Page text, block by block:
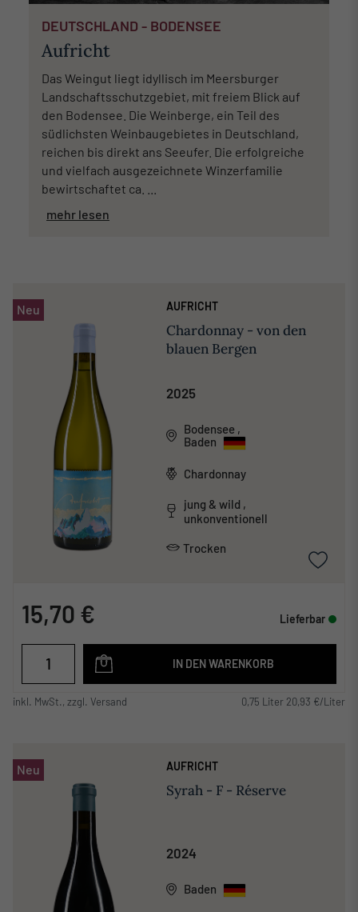
DEUTSCHLAND - BODENSEE
Aufricht
Das Weingut liegt idyllisch im Meersburger
Landschaftsschutzgebiet, mit freiem Blick auf
den Bodensee. Die Weinberge, ein Teil des
südlichsten Weinbaugebietes in Deutschland,
reichen bis direkt ans Seeufer. Die erfolgreiche
und vielfach ausgezeichnete Winzerfamilie
bewirtschaftet ca. ...
mehr lesen
Neu AUFRICHT
Chardonnay - von den
blauen Bergen
2025
Bodensee ,
Baden
Chardonnay
jung & wild ,
unkonventionell
Trocken
15,70 € Lieferbar
IN DEN WARENKORB
inkl. MwSt., zzgl. Versand 0,75 Liter 20,93 €/Liter
Neu AUFRICHT
Syrah - F - Réserve
2024
Baden